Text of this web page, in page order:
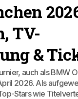
TV-
&
auch als BMW
2026. Als
Stars wie